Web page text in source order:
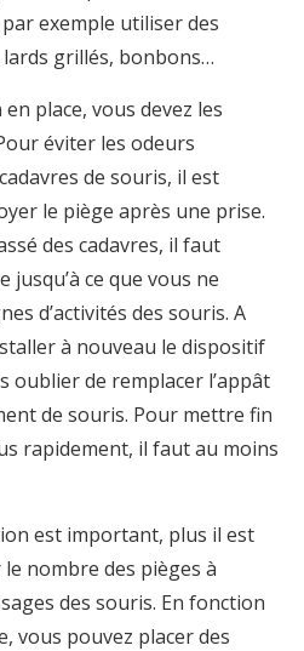
exemple utiliser des
grillés, bonbons…
place, vous devez les
éviter les odeurs
de souris, il est
le piège après une prise.
des cadavres, il faut
ce que vous ne
d’activités des souris. A
à nouveau le dispositif
oublier de remplacer l’appât
de souris. Pour mettre fin
rapidement, il faut au moins
est important, plus il est
nombre des pièges à
des souris. En fonction
vous pouvez placer des